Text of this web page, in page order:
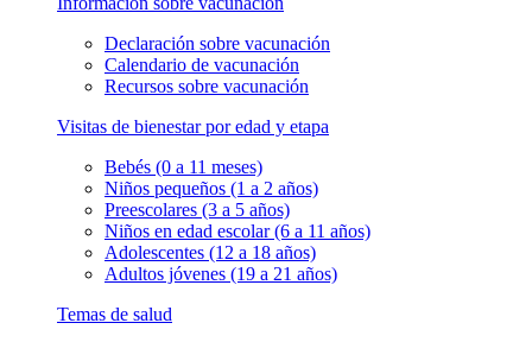
Declaración sobre vacunación
Calendario de vacunación
Recursos sobre vacunación
Visitas de bienestar por edad y etapa
Bebés (0 a 11 meses)
Niños pequeños (1 a 2 años)
Preescolares (3 a 5 años)
Niños en edad escolar (6 a 11 años)
Adolescentes (12 a 18 años)
Adultos jóvenes (19 a 21 años)
Temas de salud